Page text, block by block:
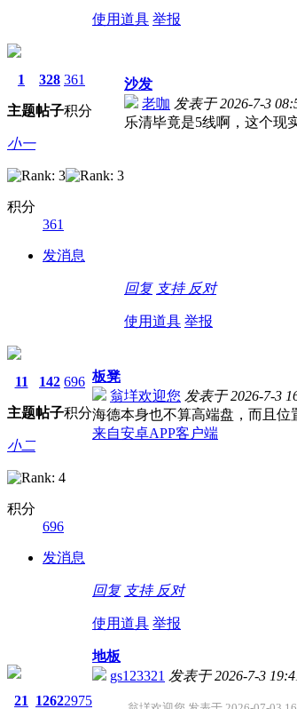
使用道具 举报
1
主题
328
帖子
361
积分
小一
积分
361
发消息
沙发
老咖 发表于 2026-7-3
乐清毕竟是5线啊，这个现
回复 支持 反对
使用道具 举报
11
主题
142
帖子
696
积分
小二
积分
696
发消息
板凳
翁垟欢迎您 发表于 2026-7-3
海德本身也不算高端盘，而且位
来自安卓APP客户端
回复 支持 反对
使用道具 举报
21 12622975
地板
gs123321 发表于 2026-7-3